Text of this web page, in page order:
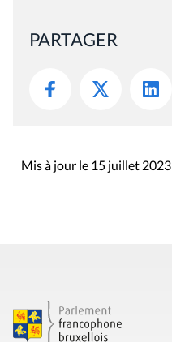
PARTAGER
Mis à jour le 15 juillet 2023